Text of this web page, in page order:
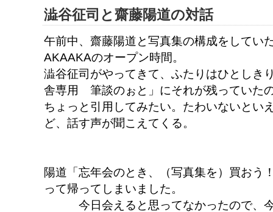
澁谷征司と齋藤陽道の対話
午前中、齋藤陽道と写真集の構成をしてい
AKAAKAのオープン時間。
澁谷征司がやってきて、ふたりはひとしき
舎専用 筆談のぉと」にそれが残っていた
ちょっと引用してみたい。たわいないとい
ど、話す声が聞こえてくる。
陽道「忘年会のとき、（写真集を）買おう
って帰ってしまいました。
今日会えると思ってなかったので、